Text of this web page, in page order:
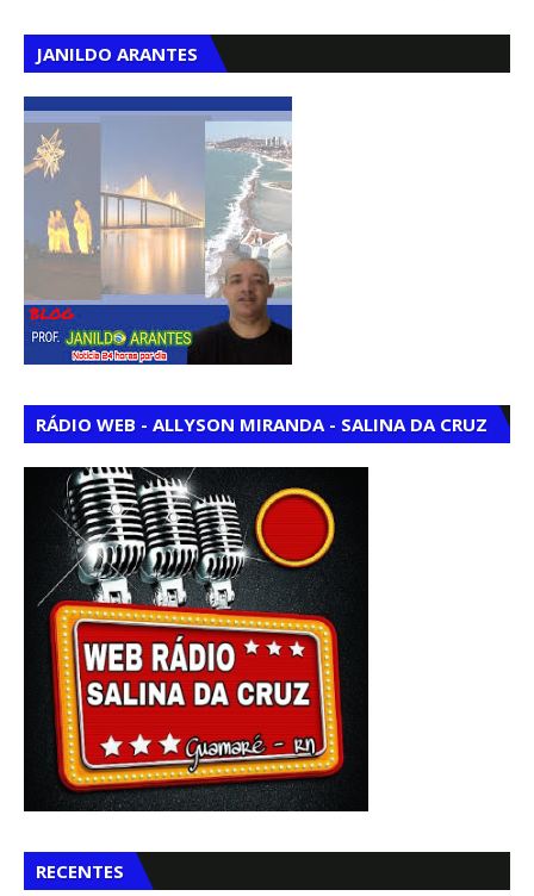
JANILDO ARANTES
RÁDIO WEB - ALLYSON MIRANDA - SALINA DA CRUZ
RECENTES